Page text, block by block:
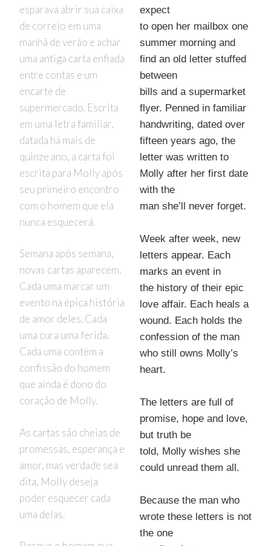
esparava abrir sua caixa
de correio em uma
manhã de verão e achar
uma antiga carta enfiada
entre contas e um
encarte de
supermercado. Escrita
em uma letra familiar,
datada há mais de
quinze ano, a carta foi
escrita para Molly após
seu primeiro encontro
com o homem que ela
nunca esquecerá.
Semana após semana,
novas cartas aparecem.
Cada uma marcar um
evento na épica história
de amor deles. Cada
uma cura uma ferida.
Cada uma contém a
confissão do homem
que ainda é dono do
coração de Molly.
As cartas são cheias de
promessas, esperança e
amor, mas verdade sea
dita, Molly deseja
poder esquecer cada
uma delas.
expect
to open her mailbox one
summer morning and
find an old letter stuffed
between
bills and a supermarket
flyer. Penned in familiar
handwriting, dated over
fifteen years ago, the
letter was written to
Molly after her first date
with the
man she’ll never forget.
Week after week, new
letters appear. Each
marks an event in
the history of their epic
love affair. Each heals a
wound. Each holds the
confession of the man
who still owns Molly’s
heart.
The letters are full of
promise, hope and love,
but truth be
told, Molly wishes she
could unread them all.
Because the man who
wrote these letters is not
the one